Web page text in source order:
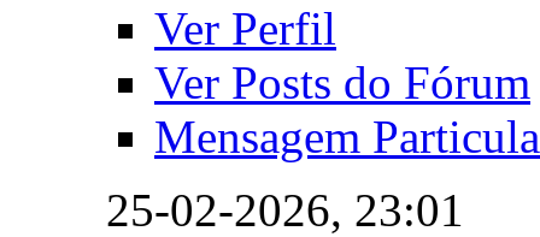
Ver Perfil
Ver Posts do Fórum
Mensagem
25-02-2026, 23:01